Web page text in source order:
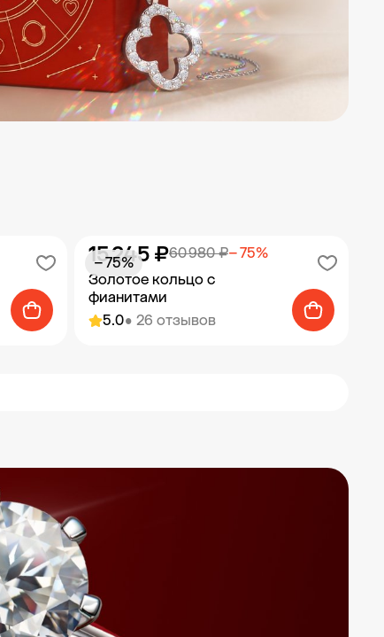
5.0• 26 отзывов
Золотое кольцо с
фианитами
60 980 ₽− 75%
15 245 ₽
− 75%